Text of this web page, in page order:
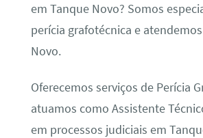
em Tanque Novo? Somos
perícia grafotécnica e
Novo.
Oferecemos serviços de Perícia
atuamos como Assistente
em processos judiciais em